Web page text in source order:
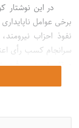
در این نوشتار
برخی عوامل
نفوذ احزاب
سرانجام کسب رأی
و تثبیت وی و
پاکستان بویژه در
ساختار واقعی قدرت